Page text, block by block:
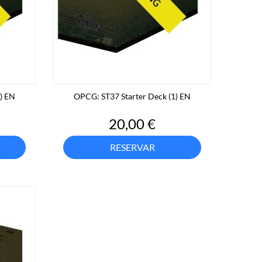
EN OPCG: ST37 Starter Deck (1) EN
Precio
20,00 €
RESERVAR